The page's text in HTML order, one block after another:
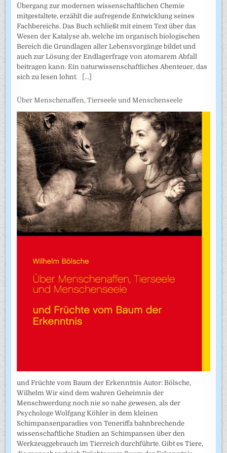
Übergang zur modernen wissenschaftlichen Chemie
mitgestaltete, erzählt die aufregende Entwicklung seines
Fachbereichs. Das Buch schließt mit einem Text über das
Wesen der Katalyse ab, welche im organisch biologischen
Bereich die Grundlagen aller Lebensvorgänge bildet und
auch zur Lösung der Endlagerfrage von atomarem Abfall
beitragen kann. Ein naturwissenschaftliches Abenteuer, das
sich zu lesen lohnt.
[...]
Über Menschenaffen, Tierseele und Menschenseele
und Früchte vom Baum der Erkenntnis Autor: Bölsche,
Wilhelm Wir sind dem wahren Geheimnis der
Menschwerdung noch nie so nahe gewesen, als der
Psychologe Wolfgang Köhler in dem kleinen
Schimpansenparadies von Teneriffa bahnbrechende
wissenschaftliche Studien an Schimpansen über den
Werkzeuggebrauch im Tierreich durchführte. Gibt es Tiere,